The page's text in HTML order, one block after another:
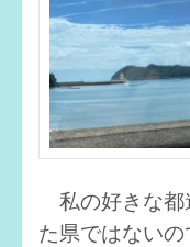
私の好きな都
た県ではない